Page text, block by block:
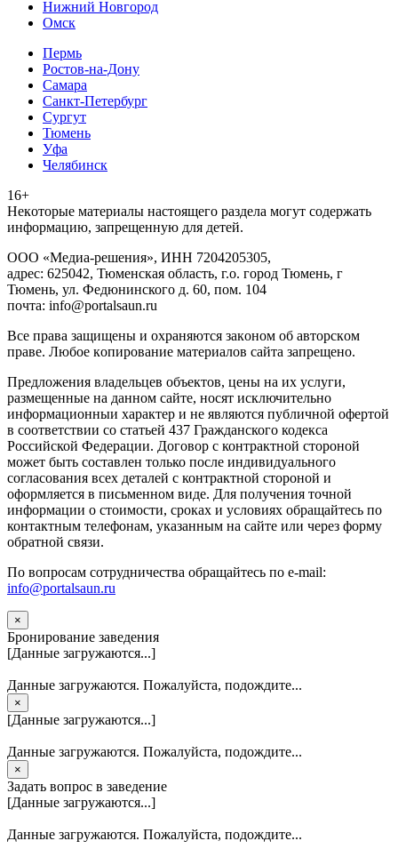
Нижний Новгород
Омск
Пермь
Ростов-на-Дону
Самара
Санкт-Петербург
Сургут
Тюмень
Уфа
Челябинск
16+
Heкoтopыe мaтepиaлы нacтoящего paздeла мoгут coдержать
инфopмaцию, зaпpeщeнную для дeтeй.
ООО «Медиа-решения», ИНН 7204205305,
адрес: 625042, Тюменская область, г.о. город Тюмень, г
Тюмень, ул. Федюнинского д. 60, пом. 104
почта: info@portalsaun.ru
Вce прaвa зaщищeны и oxpaняютcя зaкoнoм oб aвтopcкoм
прaве. Любoe кoпиpoвaниe мaтepиaлов caйтa зaпpeщeнo.
Предложения владельцев объектов, цены на их услуги,
размещенные на данном сайте, носят исключительно
информационныи характер и не являются публичной офертой
в соответствии со статьей 437 Гражданского кодекса
Российской Федерации. Договор с контрактной стороной
может быть составлен только после индивидуального
согласования всех деталей с контрактной стороной и
оформляется в письменном виде. Для получения точной
информации о стоимости, сроках и условиях обращайтесь по
контактным телефонам, указанным на сайте или через форму
обратной связи.
По вопросам сотрудничества обращайтесь по e-mail:
info@portalsaun.ru
×
Бронирование заведения
[Данные загружаются...]
Данные загружаются. Пожалуйста, подождите...
×
[Данные загружаются...]
Данные загружаются. Пожалуйста, подождите...
×
Задать вопрос в заведение
[Данные загружаются...]
Данные загружаются. Пожалуйста, подождите...